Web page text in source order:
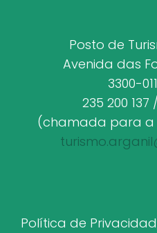
Posto de
Avenida das
3300-
235 200 137
(chamada para a
Política de